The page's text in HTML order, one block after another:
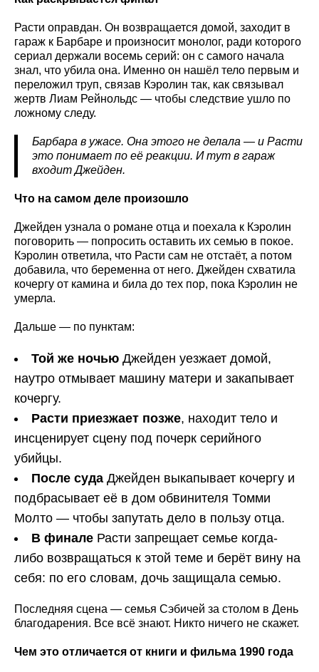
Расти оправдан. Он возвращается домой, заходит в
гараж к Барбаре и произносит монолог, ради которого
сериал держали восемь серий: он с самого начала
знал, что убила она. Именно он нашёл тело первым и
переложил труп, связав Кэролин так, как связывал
жертв Лиам Рейнольдс — чтобы следствие ушло по
ложному следу.
Барбара в ужасе. Она этого не делала — и Расти
это понимает по её реакции. И тут в гараж
входит Джейден.
Что на самом деле произошло
Джейден узнала о романе отца и поехала к Кэролин
поговорить — попросить оставить их семью в покое.
Кэролин ответила, что Расти сам не отстаёт, а потом
добавила, что беременна от него. Джейден схватила
кочергу от камина и била до тех пор, пока Кэролин не
умерла.
Дальше — по пунктам:
Той же ночью Джейден уезжает домой,
наутро отмывает машину матери и закапывает
кочергу.
Расти приезжает позже, находит тело и
инсценирует сцену под почерк серийного
убийцы.
После суда Джейден выкапывает кочергу и
подбрасывает её в дом обвинителя Томми
Молто — чтобы запутать дело в пользу отца.
В финале Расти запрещает семье когда-
либо возвращаться к этой теме и берёт вину на
себя: по его словам, дочь защищала семью.
Последняя сцена — семья Сэбичей за столом в День
благодарения. Все всё знают. Никто ничего не скажет.
Чем это отличается от книги и фильма 1990 года